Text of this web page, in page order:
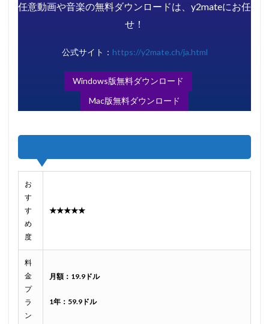
任意動画や音楽の無料ダウンロードは、y2mateにお任
せ！
公式サイト： https://y2mate.ch/ja.html
Windows版無料ダウンロード
Mac版無料ダウンロード
お
す
す
め
度
★★★★★
料
金
プ
ラ
ン
月額：19.9ドル
1年：59.9ドル